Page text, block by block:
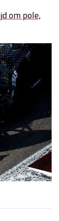
om pole,